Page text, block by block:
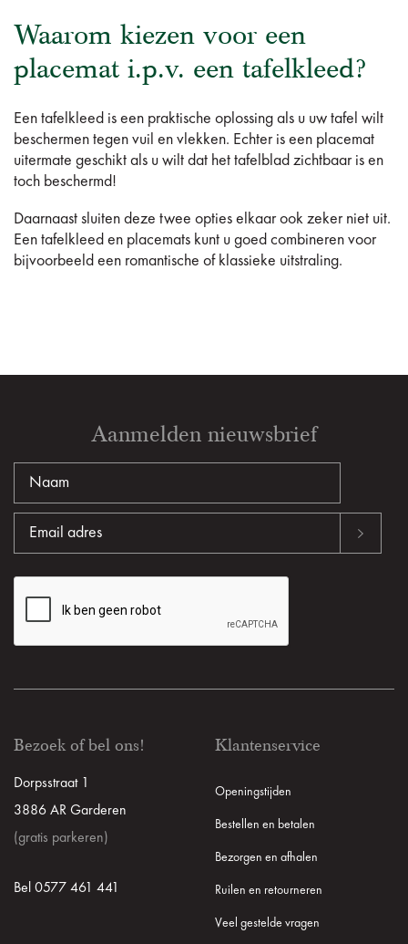
Waarom kiezen voor een
placemat i.p.v. een tafelkleed?
Een tafelkleed is een praktische oplossing als u uw tafel wilt
beschermen tegen vuil en vlekken. Echter is een placemat
uitermate geschikt als u wilt dat het tafelblad zichtbaar is en
toch beschermd!
Daarnaast sluiten deze twee opties elkaar ook zeker niet uit.
Een tafelkleed en placemats kunt u goed combineren voor
bijvoorbeeld een romantische of klassieke uitstraling.
Aanmelden nieuwsbrief
Bezoek of bel ons!
Dorpsstraat 1
3886 AR Garderen
(gratis parkeren)
Bel 0577 461 441
Klantenservice
Openingstijden
Bestellen en betalen
Bezorgen en afhalen
Ruilen en retourneren
Veel gestelde vragen